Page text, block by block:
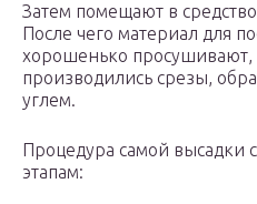
Затем помещают в средство
После чего материал для
хорошенько просушивают,
производились срезы,
углем.
Процедура самой высадки
этапам: